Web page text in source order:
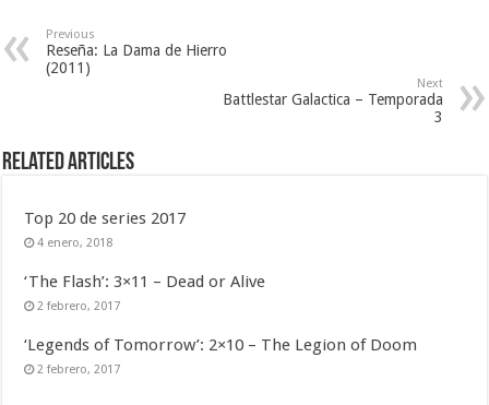
Previous
Reseña: La Dama de Hierro
(2011)
Next
Battlestar Galactica – Temporada
3
Related Articles
Top 20 de series 2017
4 enero, 2018
‘The Flash’: 3×11 – Dead or Alive
2 febrero, 2017
‘Legends of Tomorrow’: 2×10 – The Legion of Doom
2 febrero, 2017